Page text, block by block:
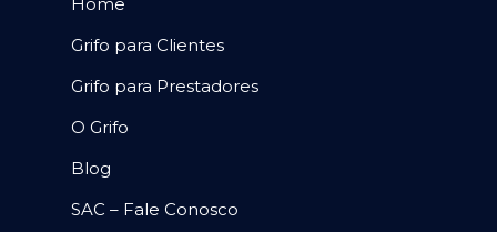
Grifo para Clientes
Grifo para Prestadores
O Grifo
Blog
SAC – Fale Conosco